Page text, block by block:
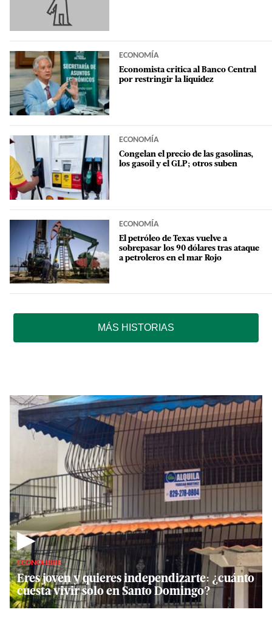
ECONOMÍA
Economista critica al Banco Central
por restringir la liquidez
ECONOMÍA
Congelan el precio de las gasolinas,
los gasoil y el GLP; otros suben
ECONOMÍA
El petróleo de Texas vuelve a
sobrepasar los 90 dólares tras ataque
a petroleros en el mar Rojo
MÁS HISTORIAS
▶
ECONOLIBRE
Eres joven y quieres independizarte: ¿cuánto
cuesta vivir solo en Santo Domingo?